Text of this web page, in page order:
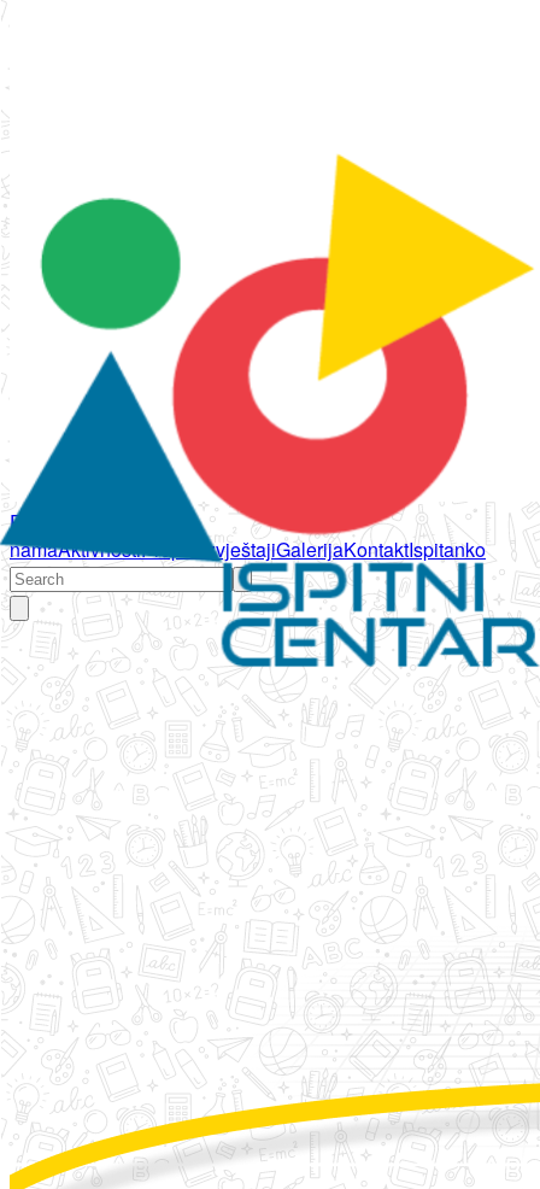
Početna
namaAktivnostiPropisi IzvještajiGalerijaKontaktIspitanko